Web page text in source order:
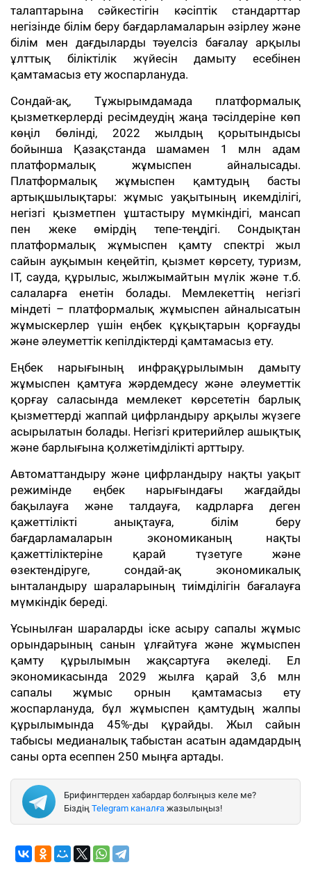
талаптарына сәйкестігін кәсіптік стандарттар
негізінде білім беру бағдарламаларын әзірлеу және
білім мен дағдыларды тәуелсіз бағалау арқылы
ұлттық біліктілік жүйесін дамыту есебінен
қамтамасыз ету жоспарлануда.
Сондай-ақ, Тұжырымдамада платформалық
қызметкерлерді ресімдеудің жаңа тәсілдеріне көп
көңіл бөлінді, 2022 жылдың қорытындысы
бойынша Қазақстанда шамамен 1 млн адам
платформалық жұмыспен айналысады.
Платформалық жұмыспен қамтудың басты
артықшылықтары: жұмыс уақытының икемділігі,
негізгі қызметпен ұштастыру мүмкіндігі, мансап
пен жеке өмірдің тепе-теңдігі. Сондықтан
платформалық жұмыспен қамту спектрі жыл
сайын ауқымын кеңейтіп, қызмет көрсету, туризм,
IT, сауда, құрылыс, жылжымайтын мүлік және т.б.
салаларға енетін болады. Мемлекеттің негізгі
міндеті – платформалық жұмыспен айналысатын
жұмыскерлер үшін еңбек құқықтарын қорғауды
және әлеуметтік кепілдіктерді қамтамасыз ету.
Еңбек нарығының инфрақұрылымын дамыту
жұмыспен қамтуға жәрдемдесу және әлеуметтік
қорғау саласында мемлекет көрсететін барлық
қызметтерді жаппай цифрландыру арқылы жүзеге
асырылатын болады. Негізгі критерийлер ашықтық
және барлығына қолжетімділікті арттыру.
Автоматтандыру және цифрландыру нақты уақыт
режимінде еңбек нарығындағы жағдайды
бақылауға және талдауға, кадрларға деген
қажеттілікті анықтауға, білім беру
бағдарламаларын экономиканың нақты
қажеттіліктеріне қарай түзетуге және
өзектендіруге, сондай-ақ экономикалық
ынталандыру шараларының тиімділігін бағалауға
мүмкіндік береді.
Ұсынылған шараларды іске асыру сапалы жұмыс
орындарының санын ұлғайтуға және жұмыспен
қамту құрылымын жақсартуға әкеледі. Ел
экономикасында 2029 жылға қарай 3,6 млн
сапалы жұмыс орнын қамтамасыз ету
жоспарлануда, бұл жұмыспен қамтудың жалпы
құрылымында 45%-ды құрайды. Жыл сайын
табысы медианалық табыстан асатын адамдардың
саны орта есеппен 250 мыңға артады.
Брифингтерден хабардар болғыңыз келе ме?
Біздің Telegram каналға жазылыңыз!